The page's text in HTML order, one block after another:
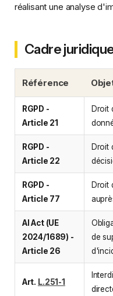
réalisant une analyse
Cadre
Référence
RGPD -
Article 21
Droit
RGPD -
Article 22
Droit
RGPD -
Article 77
Droit
AI Act (UE
2024/1689) -
Article 26
de
Art. L.251-1